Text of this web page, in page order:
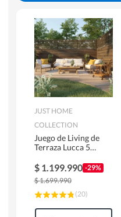
JUST HOME
COLLECTION
Juego de Living de
Terraza Lucca 5
$ 1.199.990 -29%
$1.699.990
(20)